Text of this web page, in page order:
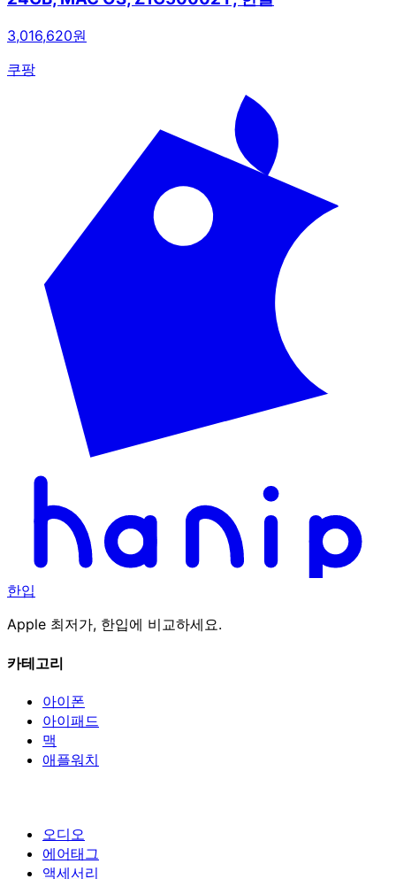
3,016,620원
쿠팡
한입
Apple 최저가, 한입에 비교하세요.
카테고리
아이폰
아이패드
맥
애플워치
오디오
에어태그
액세서리